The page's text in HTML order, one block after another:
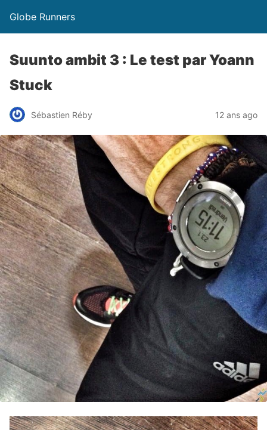
Globe Runners
Suunto ambit 3 : Le test par Yoann
Stuck
Sébastien Réby 12 ans ago